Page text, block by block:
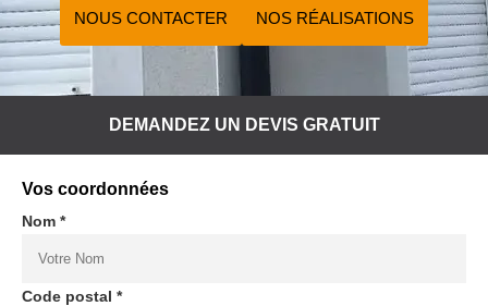
NOUS CONTACTER NOS RÉALISATIONS
DEMANDEZ UN DEVIS GRATUIT
Vos coordonnées
Nom *
Code postal *